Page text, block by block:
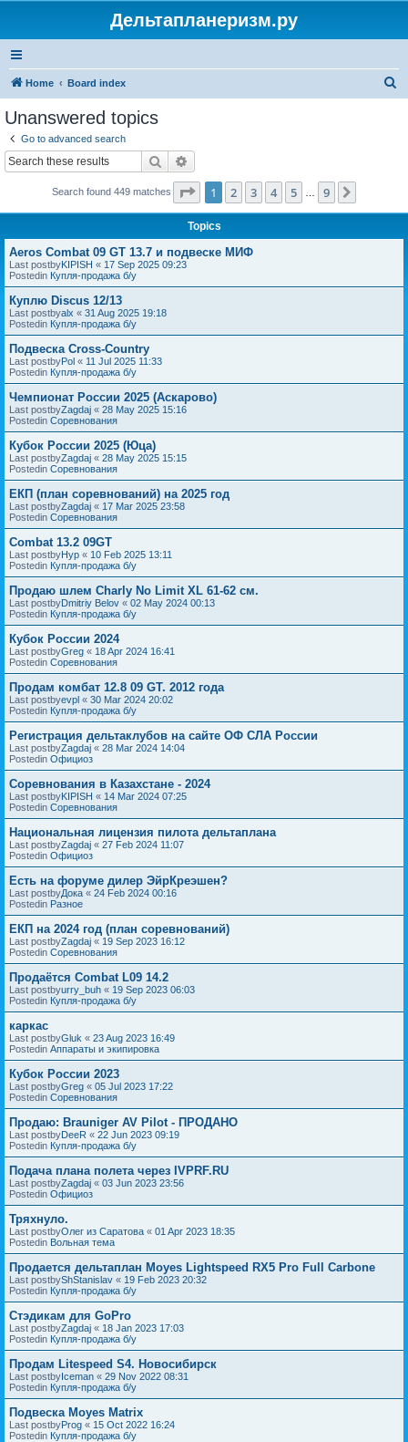
Дельтапланеризм.ру
Home Board index
Unanswered topics
Go to advanced search
Search
Search found 449 matches Page 1of 9
1 2 3 4 5 9
Topics
Aeros Combat 09 GT 13.7 и подвеске МИФ
Last postbyKIPISH « 17 Sep 2025 09:23
Postedin Купля-продажа б/у
Куплю Discus 12/13
Last postbyalx « 31 Aug 2025 19:18
Postedin Купля-продажа б/у
Подвеска Cross-Country
Last postbyPol « 11 Jul 2025 11:33
Postedin Купля-продажа б/у
Чемпионат России 2025 (Аскарово)
Last postbyZagdaj « 28 May 2025 15:16
Postedin Соревнования
Кубок России 2025 (Юца)
Last postbyZagdaj « 28 May 2025 15:15
Postedin Соревнования
ЕКП (план соревнований) на 2025 год
Last postbyZagdaj « 17 Mar 2025 23:58
Postedin Соревнования
Combat 13.2 09GT
Last postbyНур « 10 Feb 2025 13:11
Postedin Купля-продажа б/у
Продаю шлем Charly No Limit XL 61-62 см.
Last postbyDmitriy Belov « 02 May 2024 00:13
Postedin Купля-продажа б/у
Кубок России 2024
Last postbyGreg « 18 Apr 2024 16:41
Postedin Соревнования
Продам комбат 12.8 09 GT. 2012 года
Last postbyevpl « 30 Mar 2024 20:02
Postedin Купля-продажа б/у
Регистрация дельтаклубов на сайте ОФ СЛА России
Last postbyZagdaj « 28 Mar 2024 14:04
Postedin Официоз
Соревнования в Казахстане - 2024
Last postbyKIPISH « 14 Mar 2024 07:25
Postedin Соревнования
Национальная лицензия пилота дельтаплана
Last postbyZagdaj « 27 Feb 2024 11:07
Postedin Официоз
Есть на форуме дилер ЭйрКреэшен?
Last postbyДока « 24 Feb 2024 00:16
Postedin Разное
ЕКП на 2024 год (план соревнований)
Last postbyZagdaj « 19 Sep 2023 16:12
Postedin Соревнования
Продаётся Combat L09 14.2
Last postbyurry_buh « 19 Sep 2023 06:03
Postedin Купля-продажа б/у
каркас
Last postbyGluk « 23 Aug 2023 16:49
Postedin Аппараты и экипировка
Кубок России 2023
Last postbyGreg « 05 Jul 2023 17:22
Postedin Соревнования
Продаю: Brauniger AV Pilot - ПРОДАНО
Last postbyDeeR « 22 Jun 2023 09:19
Postedin Купля-продажа б/у
Подача плана полета через IVPRF.RU
Last postbyZagdaj « 03 Jun 2023 23:56
Postedin Официоз
Тряхнуло.
Last postbyОлег из Саратова « 01 Apr 2023 18:35
Postedin Вольная тема
Продается дельтаплан Moyes Lightspeed RX5 Pro Full Carbone
Last postbyShStanislav « 19 Feb 2023 20:32
Postedin Купля-продажа б/у
Стэдикам для GoPro
Last postbyZagdaj « 18 Jan 2023 17:03
Postedin Купля-продажа б/у
Продам Litespeed S4. Новосибирск
Last postbyIceman « 29 Nov 2022 08:31
Postedin Купля-продажа б/у
Подвеска Moyes Matrix
Last postbyProg « 15 Oct 2022 16:24
Postedin Купля-продажа б/у